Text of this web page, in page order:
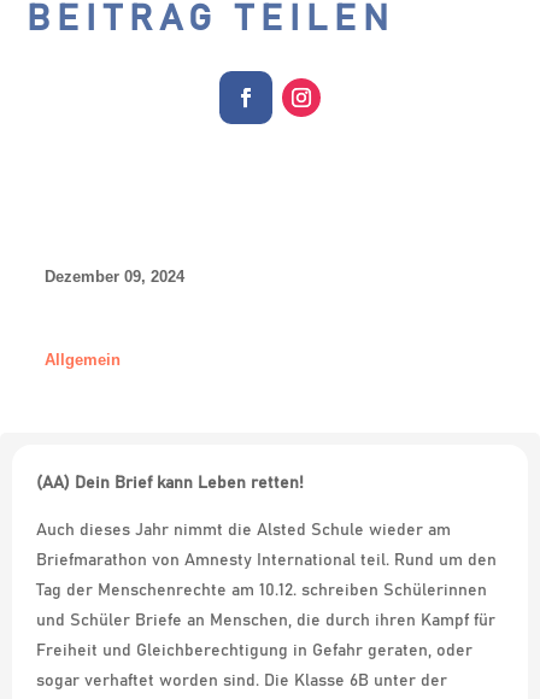
BEITRAG TEILEN
Dezember 09, 2024
Allgemein
(AA) Dein Brief kann Leben retten!
Auch dieses Jahr nimmt die Alsted Schule wieder am
Briefmarathon von Amnesty International teil. Rund um den
Tag der Menschenrechte am 10.12. schreiben Schülerinnen
und Schüler Briefe an Menschen, die durch ihren Kampf für
Freiheit und Gleichberechtigung in Gefahr geraten, oder
sogar verhaftet worden sind. Die Klasse 6B unter der